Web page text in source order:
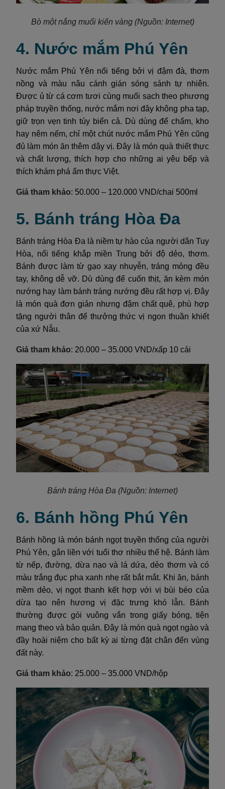
Bò một nắng muối kiến vàng(Nguồn: Internet)
4. Nước mắm Phú Yên
Nước mắm Phú Yên nổi tiếng bởi vị đậm đà, thơm
nồng và màu nâu cánh gián sóng sánh tự nhiên.
Được ủ từ cá cơm tươi cùng muối sạch theo phương
pháp truyền thống, nước mắm nơi đây không pha tạp,
giữ trọn vẹn tinh túy biển cả. Dù dùng để chấm, kho
hay nêm nếm, chỉ một chút nước mắm Phú Yên cũng
đủ làm món ăn thêm dậy vị. Đây là món quà thiết thực
và chất lượng, thích hợp cho những ai yêu bếp và
thích khám phá ẩm thực Việt.
Giá tham khảo: 50.000 – 120.000 VND/chai 500ml
5. Bánh tráng Hòa Đa
Bánh tráng Hòa Đa là niềm tự hào của người dân Tuy
Hòa, nổi tiếng khắp miền Trung bởi độ dẻo, thơm.
Bánh được làm từ gạo xay nhuyễn, tráng mỏng đều
tay, không dễ vỡ. Dù dùng để cuốn thịt, ăn kèm món
nướng hay làm bánh tráng nướng đều rất hợp vị. Đây
là món quà đơn giản nhưng đậm chất quê, phù hợp
tặng người thân để thưởng thức vị ngon thuần khiết
của xứ Nẫu.
Giá tham khảo: 20.000 – 35.000 VND/xấp 10 cái
Bánh tráng Hòa Đa (Nguồn: Internet)
6. Bánh hồng Phú Yên
Bánh hồng là món bánh ngọt truyền thống của người
Phú Yên, gắn liền với tuổi thơ nhiều thế hệ. Bánh làm
từ nếp, đường, dừa nạo và lá dứa, dẻo thơm và có
màu trắng đục pha xanh nhẹ rất bắt mắt. Khi ăn, bánh
mềm dẻo, vị ngọt thanh kết hợp với vị bùi béo của
dừa tạo nên hương vị đặc trưng khó lẫn. Bánh
thường được gói vuông vắn trong giấy bóng, tiện
mang theo và bảo quản. Đây là món quà ngọt ngào và
đầy hoài niệm cho bất kỳ ai từng đặt chân đến vùng
đất này.
Giá tham khảo: 25.000 – 35.000 VND/hộp